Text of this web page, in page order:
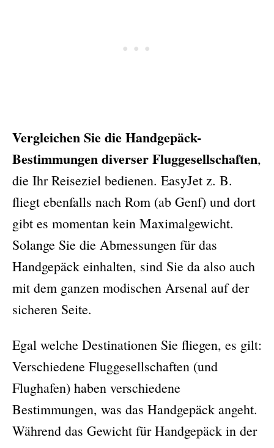
Vergleichen Sie die Handgepäck-
Bestimmungen diverser Fluggesellschaften,
die Ihr Reiseziel bedienen. EasyJet z. B.
fliegt ebenfalls nach Rom (ab Genf) und dort
gibt es momentan kein Maximalgewicht.
Solange Sie die Abmessungen für das
Handgepäck einhalten, sind Sie da also auch
mit dem ganzen modischen Arsenal auf der
sicheren Seite.
Egal welche Destinationen Sie fliegen, es gilt:
Verschiedene Fluggesellschaften (und
Flughafen) haben verschiedene
Bestimmungen, was das Handgepäck angeht.
Während das Gewicht für Handgepäck in der